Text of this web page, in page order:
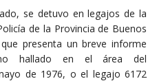
se detuvo en legajos de la
de la Provincia de Buenos
presenta un breve informe
hallado en el área del
de 1976, o el legajo 6172